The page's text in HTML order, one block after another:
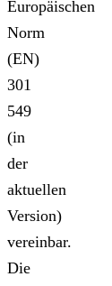
Europäischen
Norm
(EN)
301
549
(in
der
aktuellen
Version)
vereinbar.
Die